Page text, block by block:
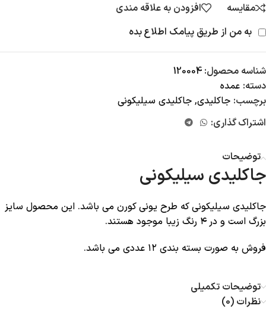
مقایسه
افزودن به علاقه مندی
به من از طریق پیامک اطلاع بده
شناسه محصول: 120004
دسته: عمده
برچسب: جاکلیدی, جاکلیدی سیلیکونی
اشتراک گذاری:
توضیحات
جاکلیدی سیلیکونی
جاکلیدی سیلیکونی که طرح یونی کورن می باشد. این محصول سایز
بزرگ است و در ۴ رنگ زیبا موجود هستند.
فروش به صورت بسته بندی ۱۲ عددی می باشد.
توضیحات تکمیلی
نظرات (0)